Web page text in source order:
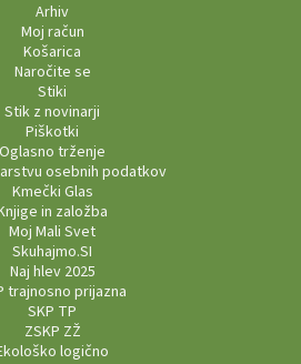
Arhiv
Moj račun
Košarica
Naročite se
Stiki
Stik z novinarji
Piškotki
Oglasno trženje
osebnih podatkov
Kmečki Glas
in založba
Moj Mali Svet
Skuhajmo.SI
Naj hlev 2025
trajnosno prijazna
SKP TP
ZSKP ZŽ
logično